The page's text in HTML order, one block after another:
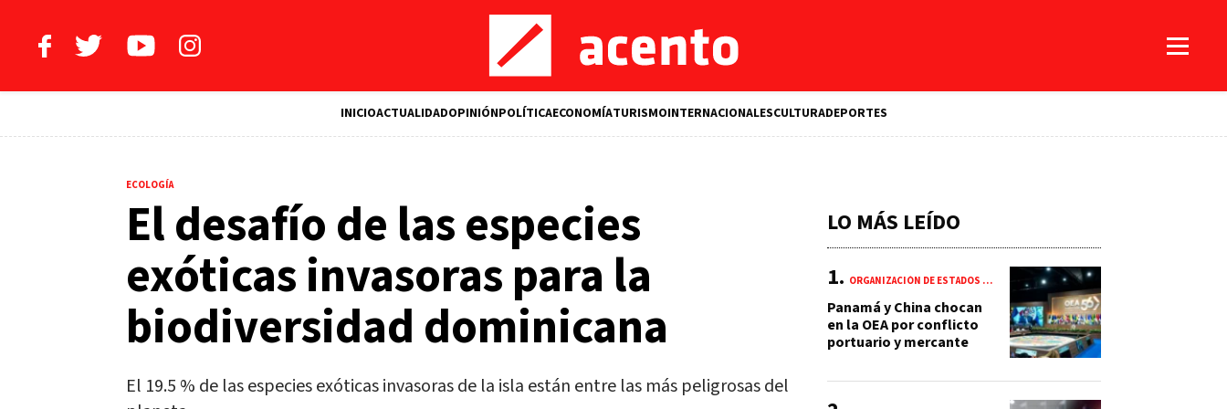
INICIOACTUALIDADOPINIÓNPOLÍTICAECONOMÍATURISMOINTERNACIONALESCULTURADEPORTES
ECOLOGÍA
El desafío de las especies
exóticas invasoras para la
biodiversidad dominicana
El 19.5 % de las especies exóticas invasoras de la isla están entre las más peligrosas del
LO MÁS LEÍDO
ORGANIZACIÓN DE ESTADOS AMERICANOS (OEA)
Panamá y China chocan
en la OEA por conflicto
portuario y mercante